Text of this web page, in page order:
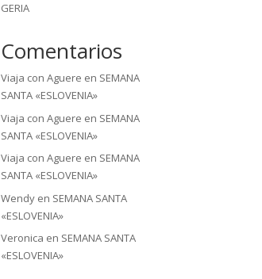
GERIA
Comentarios
Viaja con Aguere en SEMANA
SANTA «ESLOVENIA»
Viaja con Aguere en SEMANA
SANTA «ESLOVENIA»
Viaja con Aguere en SEMANA
SANTA «ESLOVENIA»
Wendy en SEMANA SANTA
«ESLOVENIA»
Veronica en SEMANA SANTA
«ESLOVENIA»